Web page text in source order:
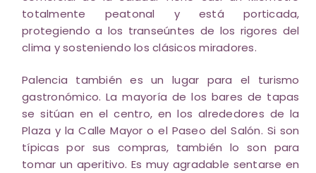
totalmente peatonal y está porticada,
protegiendo a los transeúntes de los rigores del
clima y sosteniendo los clásicos miradores.
Palencia también es un lugar para el turismo
gastronómico. La mayoría de los bares de tapas
se sitúan en el centro, en los alrededores de la
Plaza y la Calle Mayor o el Paseo del Salón. Si son
típicas por sus compras, también lo son para
tomar un aperitivo. Es muy agradable sentarse en